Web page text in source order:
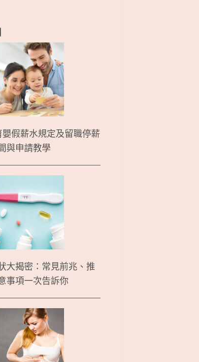
假薪水規定及留職停薪
與申請教學
大揭密：常見前兆、推
事項一次告訴你